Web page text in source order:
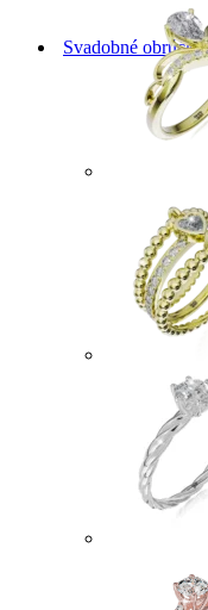
Svadobné obrúčky